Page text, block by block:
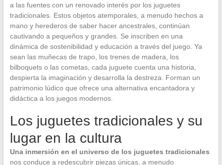
a las fuentes con un renovado interés por los juguetes
tradicionales. Estos objetos atemporales, a menudo hechos a
mano y herederos de saber hacer ancestrales, continúan
cautivando a pequeños y grandes. Se inscriben en una
dinámica de sostenibilidad y educación a través del juego. Ya
sean las muñecas de trapo, los trenes de madera, los
bilboquets o las cometas, cada juguete cuenta una historia,
despierta la imaginación y desarrolla la destreza. Forman un
patrimonio lúdico que ofrece una alternativa encantadora y
didáctica a los juegos modernos.
Los juguetes tradicionales y su
lugar en la cultura
Una inmersión en el universo de los juguetes tradicionales
nos conduce a redescubrir piezas únicas, a menudo